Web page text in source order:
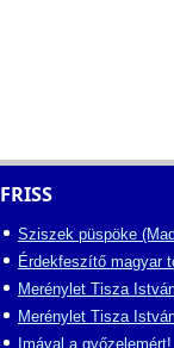
FRISS
Sziszek püspöke
Érdekfeszítő magyar
Merénylet Tisza
Merénylet Tisza
Imával a győzelemért!